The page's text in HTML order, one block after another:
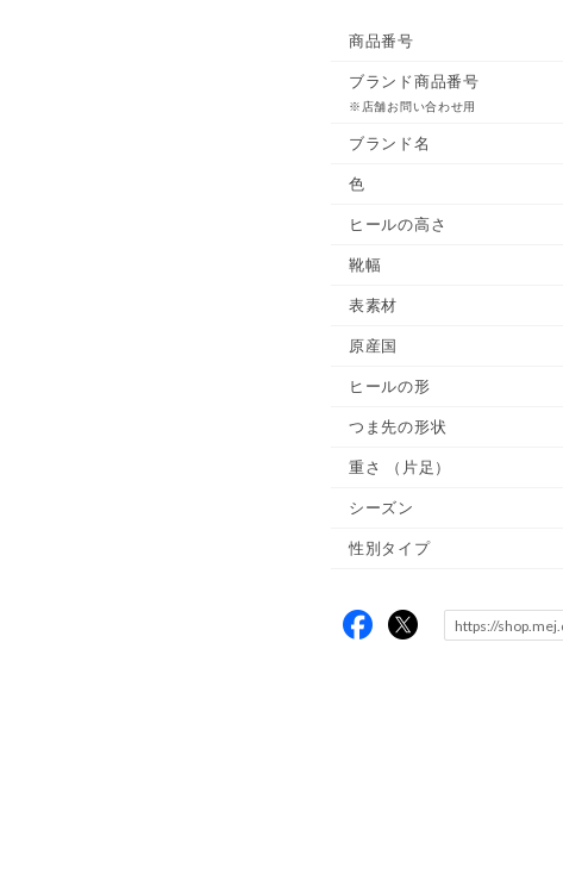
商品番号
ブランド商品番号
※店舗お問い合わせ用
ブランド名
色
ヒールの高さ
靴幅
表素材
原産国
ヒールの形
つま先の形状
重さ （片足）
シーズン
性別タイプ